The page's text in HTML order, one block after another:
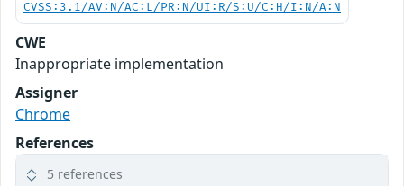
CVSS:3.1/AV:N/AC:L/PR:N/UI:R/S:U/C:H/I:N/A:N
CWE
Inappropriate implementation
Assigner
Chrome
References
5 references